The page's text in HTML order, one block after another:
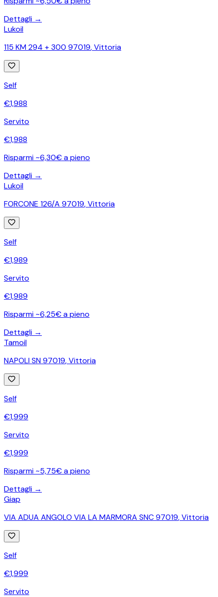
Dettagli →
Lukoil
115 KM 294 + 300 97019,Vittoria
Self
€1,988
Servito
€1,988
Risparmi ~6,30€ a pieno
Dettagli →
Lukoil
FORCONE 126/A 97019,Vittoria
Self
€1,989
Servito
€1,989
Risparmi ~6,25€ a pieno
Dettagli →
Tamoil
NAPOLI SN 97019,Vittoria
Self
€1,999
Servito
€1,999
Risparmi ~5,75€ a pieno
Dettagli →
Giap
VIA ADUA ANGOLO VIA LA MARMORA SNC 97019,Vittoria
Self
€1,999
Servito